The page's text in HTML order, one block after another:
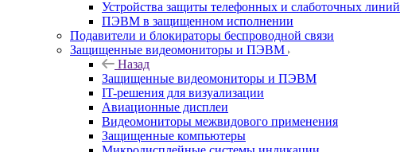
Устройства защиты телефонных и слаботочных линий
ПЭВМ в защищенном исполнении
Подавители и блокираторы беспроводной связи
Защищенные видеомониторы и ПЭВМ
Назад
Защищенные видеомониторы и ПЭВМ
IT-решения для визуализации
Авиационные дисплеи
Видеомониторы межвидового применения
Защищенные компьютеры